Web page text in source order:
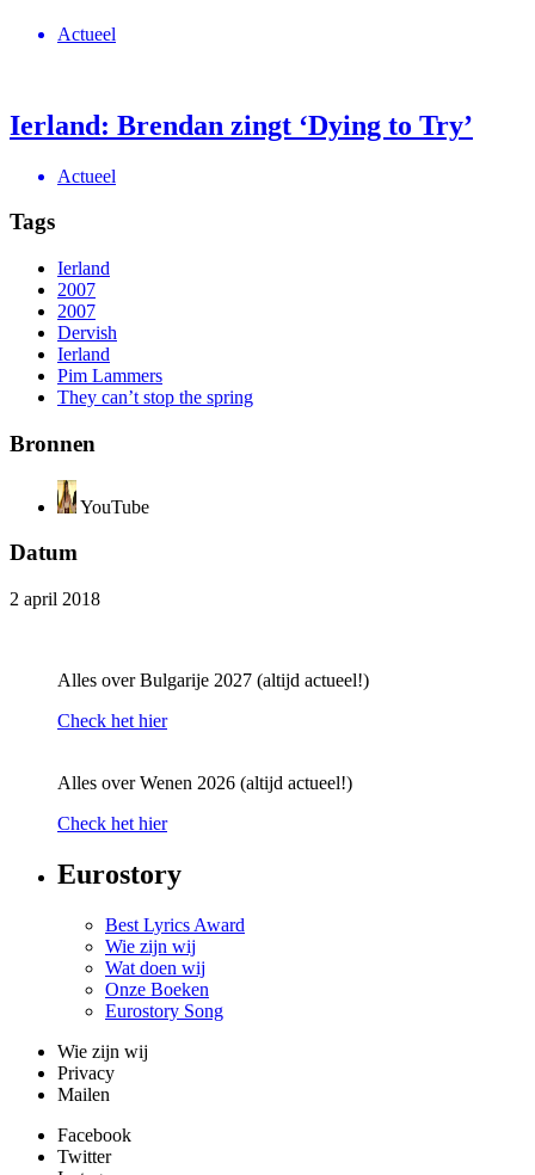
Actueel
Ierland: Brendan zingt ‘Dying to Try’
Actueel
Tags
Ierland
2007
2007
Dervish
Ierland
Pim Lammers
They can’t stop the spring
Bronnen
YouTube
Datum
2 april 2018
Alles over Bulgarije 2027 (altijd actueel!)
Check het hier
Alles over Wenen 2026 (altijd actueel!)
Check het hier
Eurostory
Best Lyrics Award
Wie zijn wij
Wat doen wij
Onze Boeken
Eurostory Song
Wie zijn wij
Privacy
Mailen
Facebook
Twitter